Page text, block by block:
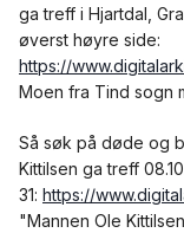
ga treff i Hjartdal,
øverst høyre side:
https://
Moen fra Tind sogn
Så søk på døde og
Kittilsen ga treff
31: https://
"Mannen Ole